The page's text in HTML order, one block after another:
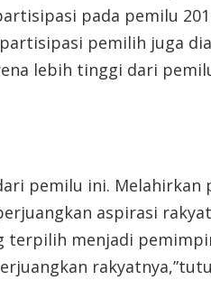
pada pemilu
pemilih juga
lebih tinggi dari
pemilu ini.
aspirasi
terpilih menjadi